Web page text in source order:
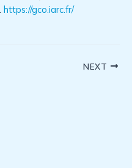
https://gco.iarc.fr/
NEXT